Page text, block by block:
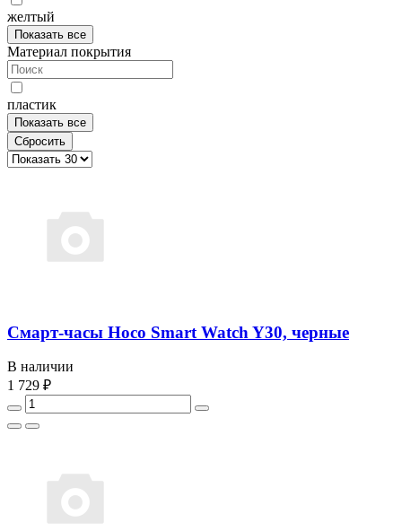
желтый
Показать все
Материал покрытия
пластик
Показать все
Сбросить
Смарт-часы Hoco Smart Watch Y30, черные
В наличии
1 729 ₽